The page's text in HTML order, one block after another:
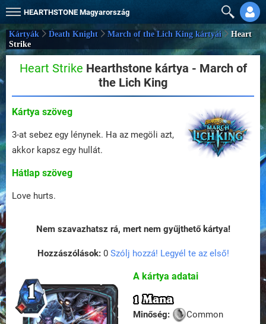
HEARTHSTONE Magyarország
Kártyák Death Knight March of the Lich King kártyái
Heart
Strike
Heart Strike Hearthstone kártya - March of
the Lich King
Kártya szöveg
3-at sebez egy lénynek. Ha az megöli azt,
akkor kapsz egy hullát.
Hátlap szöveg
Love hurts.
Nem szavazhatsz rá, mert nem gyűjthető kártya!
Hozzászólások:0 Szólj hozzá! Legyél te az első!
A kártya adatai
1 Mana
Minőség:
Common